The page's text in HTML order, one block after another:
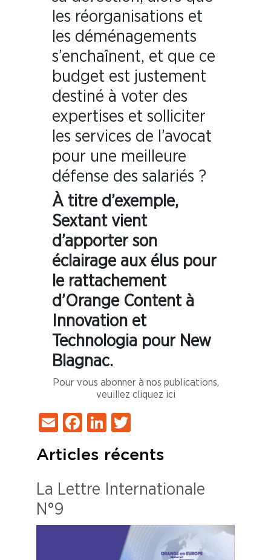
les réorganisations et
les déménagements
s’enchaînent, et que ce
budget est justement
destiné à voter des
expertises et solliciter
les services de l’avocat
pour une meilleure
défense des salariés ?
À titre d’exemple,
Sextant vient
d’apporter son
éclairage aux élus pour
le rattachement
d’Orange Content à
Innovation et
Technologia pour New
Blagnac.
Pour vous abonner à nos publications,
veuillez cliquez ici
EmailFacebook
LinkedIn
Articles récents
La Lettre Internationale
N°9